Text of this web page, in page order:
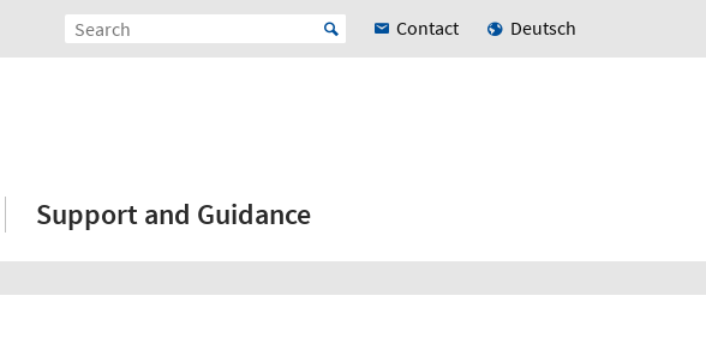
Contact Deutsch
Support and Guidance